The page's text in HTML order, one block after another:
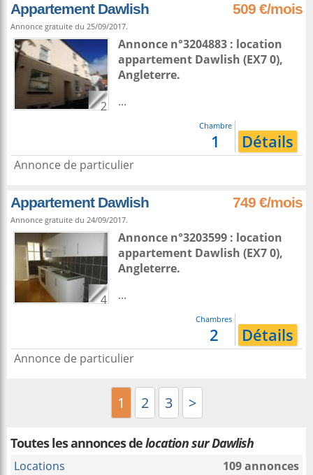
Appartement Dawlish 509 €/mois
Annonce gratuite du 25/09/2017.
2
Annonce n°3204883 : location
appartement Dawlish (EX7 0),
Angleterre.
...
Chambre
1 Détails
Annonce de particulier
Appartement Dawlish 749 €/mois
Annonce gratuite du 24/09/2017.
4
Annonce n°3203599 : location
appartement Dawlish (EX7 0),
Angleterre.
...
Chambres
2 Détails
Annonce de particulier
1 2 3 >
Toutes les annonces delocation sur Dawlish
Locations
109 annonces